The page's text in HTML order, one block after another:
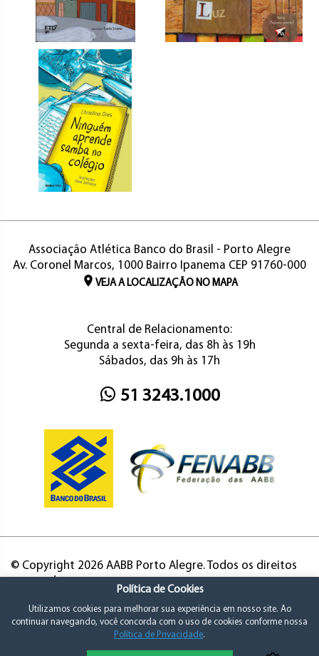
Associação Atlética Banco do Brasil - Porto Alegre
Av. Coronel Marcos, 1000 Bairro Ipanema CEP 91760-000
VEJA A LOCALIZAÇÃO NO MAPA
Central de Relacionamento:
Segunda a sexta-feira, das 8h às 19h
Sábados, das 9h às 17h
51 3243.1000
© Copyright 2026 AABB Porto Alegre. Todos os direitos
Política de Cookies
Utilizamos cookies para melhorar sua experiência em nosso site. Ao
continuar navegando, você concorda com o uso de cookies conforme nossa
Política de Privacidade.